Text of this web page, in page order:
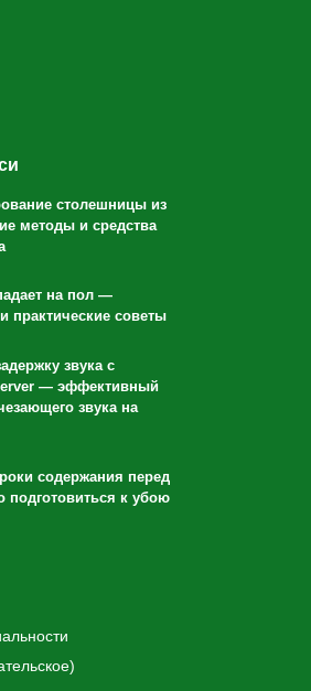
столешницы из
методы и средства
на пол —
практические советы
звука с
— эффективный
звука на
содержания перед
подготовиться к убою